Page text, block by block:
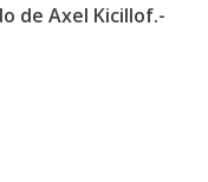
de Axel Kicillof.-